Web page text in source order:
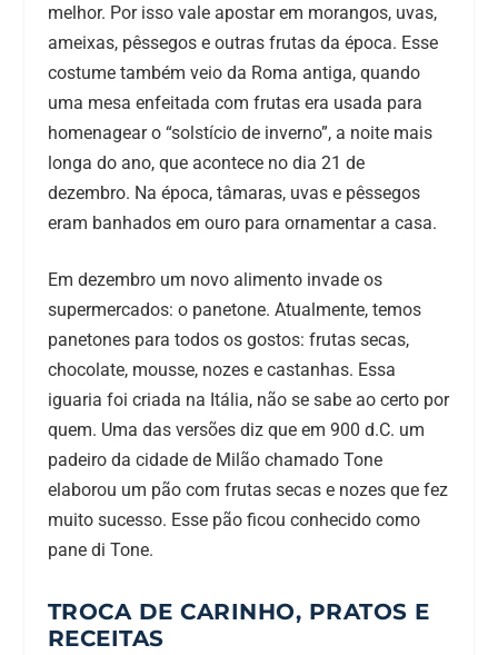
melhor. Por isso vale apostar em morangos, uvas,
ameixas, pêssegos e outras frutas da época. Esse
costume também veio da Roma antiga, quando
uma mesa enfeitada com frutas era usada para
homenagear o “solstício de inverno”, a noite mais
longa do ano, que acontece no dia 21 de
dezembro. Na época, tâmaras, uvas e pêssegos
eram banhados em ouro para ornamentar a casa.
Em dezembro um novo alimento invade os
supermercados: o panetone. Atualmente, temos
panetones para todos os gostos: frutas secas,
chocolate, mousse, nozes e castanhas. Essa
iguaria foi criada na Itália, não se sabe ao certo por
quem. Uma das versões diz que em 900 d.C. um
padeiro da cidade de Milão chamado Tone
elaborou um pão com frutas secas e nozes que fez
muito sucesso. Esse pão ficou conhecido como
pane di Tone.
TROCA DE CARINHO, PRATOS E
RECEITAS